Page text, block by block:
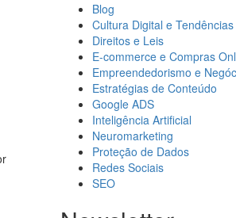
Blog
Cultura Digital e Tendências
Direitos e Leis
E-commerce e Compras
Empreendedorismo e
Estratégias de Conteúdo
Google ADS
Inteligência Artificial
Neuromarketing
Proteção de Dados
Redes Sociais
SEO